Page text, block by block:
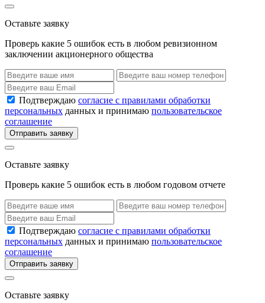
Оставьте заявку
Проверь какие 5 ошибок есть в любом ревизионном
заключении акционерного общества
Подтверждаю согласие с правилами обработки
персональных данных и принимаю пользовательское
соглашение
Отправить заявку
Оставьте заявку
Проверь какие 5 ошибок есть в любом годовом отчете
Подтверждаю согласие с правилами обработки
персональных данных и принимаю пользовательское
соглашение
Отправить заявку
Оставьте заявку